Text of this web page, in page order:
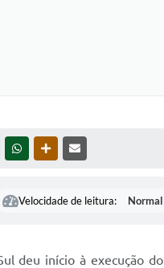
TWITTERWHATSAPPOUTRAS MÍDIAS
Velocidade de leitura:
deu início à execução